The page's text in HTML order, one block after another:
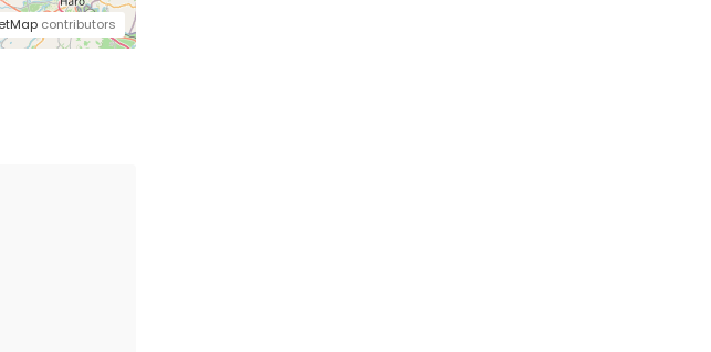
contributors